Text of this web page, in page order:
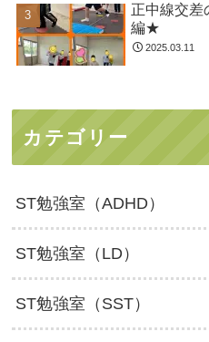
正中線交
編★
2025.03.11
カテゴリー
ST勉強室（ADHD）
ST勉強室（LD）
ST勉強室（SST）